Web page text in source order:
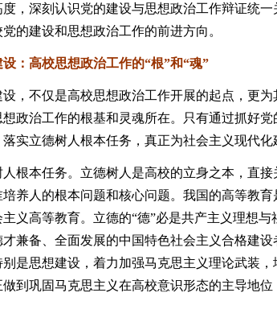
，深刻认识党的建设与思想政治工作辩证统
的建设和思想政治工作的前进方向。
高校思想政治工作的“根”和“魂”
不仅是高校思想政治工作开展的起点，更为
政治工作的根基和灵魂所在。只有通过抓好
实立德树人根本任务，真正为社会主义现代化
本任务。立德树人是高校的立身之本，直接
养人的根本问题和核心问题。我国的高等教
义高等教育。立德的“德”必是共产主义理想
兼备、全面发展的中国特色社会主义合格建
是思想建设，着力加强马克思主义理论武装
到巩固马克思主义在高校意识形态的主导地